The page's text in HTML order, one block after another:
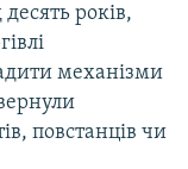
років,
механізми
повстанців чи